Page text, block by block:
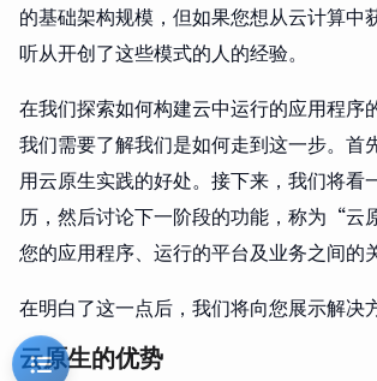
的基础架构规模，但如果您想从云计算中
听从开创了这些模式的人的经验。
在我们探索如何构建云中运行的应用程序
我们需要了解我们是如何走到这一步。首
用云原生实践的好处。接下来，我们将看
历，然后讨论下一阶段的功能，称为“
您的应用程序、运行的平台及业务之间的
在明白了这一点后，我们将向您展示解决
云原生的优势